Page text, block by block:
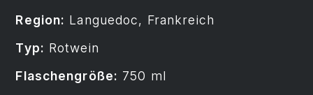
Region: Languedoc, Frankreich
Typ: Rotwein
Flaschengröße: 750 ml